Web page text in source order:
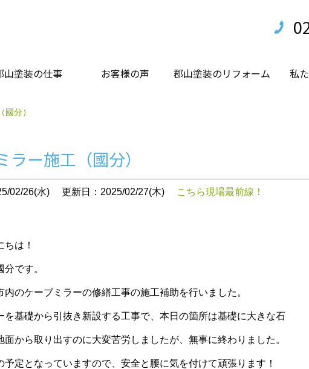
山塗装の仕事 お客様の声 郡山塗装のリフォーム 私
國分）
ラー施工（國分）
02/26(水) 更新日：2025/02/27(木) こちら現場最前線！
ちは！
です。
内のケーブミラーの修繕工事の施工補助を行いました。
を基礎から引抜き新設する工事で、本日の箇所は基礎に大きな石
面から取り出すのに大変苦労しましたが、無事に終わりました。
予定となっていますので、安全と腰に気を付けて頑張ります！